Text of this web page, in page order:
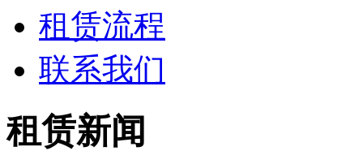
租赁流程
联系我们
租赁新闻